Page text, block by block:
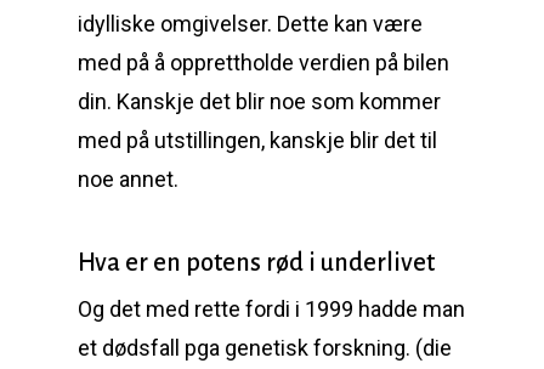
idylliske omgivelser. Dette kan være
med på å opprettholde verdien på bilen
din. Kanskje det blir noe som kommer
med på utstillingen, kanskje blir det til
noe annet.
Hva er en potens rød i underlivet
Og det med rette fordi i 1999 hadde man
et dødsfall pga genetisk forskning. (die